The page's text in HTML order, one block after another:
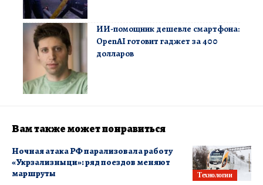
ИИ-помощник дешевле смартфона:
OpenAI готовит гаджет за 400
долларов
Вам также может понравиться
Технологии
Ночная атака РФ парализовала работу
«Укрзализныци»: ряд поездов меняют
маршруты